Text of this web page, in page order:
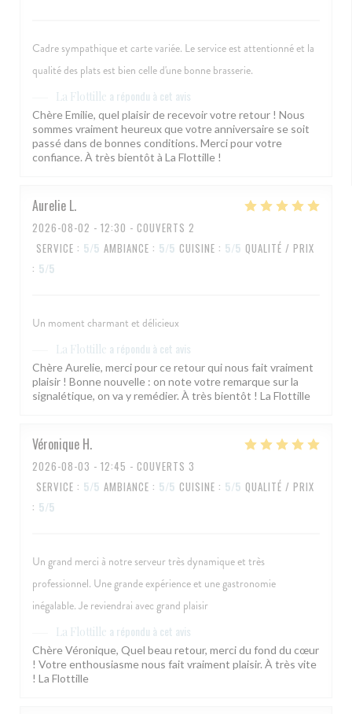
Cadre sympathique et carte variée. Le service est attentionné et la
qualité des plats est bien celle d'une bonne brasserie.
La Flottille a répondu à cet avis
Chère Emilie, quel plaisir de recevoir votre retour ! Nous
sommes vraiment heureux que votre anniversaire se soit
passé dans de bonnes conditions. Merci pour votre
confiance. À très bientôt à La Flottille !
Aurelie L
2026-08-02 - 12:30 - COUVERTS 2
SERVICE : 5/5 AMBIANCE : 5/5 CUISINE : 5/5 QUALITÉ / PRIX
: 5/5
Un moment charmant et délicieux
La Flottille a répondu à cet avis
Chère Aurelie, merci pour ce retour qui nous fait vraiment
plaisir ! Bonne nouvelle : on note votre remarque sur la
signalétique, on va y remédier. À très bientôt ! La Flottille
Véronique H
2026-08-03 - 12:45 - COUVERTS 3
SERVICE : 5/5 AMBIANCE : 5/5 CUISINE : 5/5 QUALITÉ / PRIX
: 5/5
Un grand merci à notre serveur très dynamique et très
professionnel. Une grande expérience et une gastronomie
inégalable. Je reviendrai avec grand plaisir
La Flottille a répondu à cet avis
Chère Véronique, Quel beau retour, merci du fond du cœur
! Votre enthousiasme nous fait vraiment plaisir. À très vite
! La Flottille